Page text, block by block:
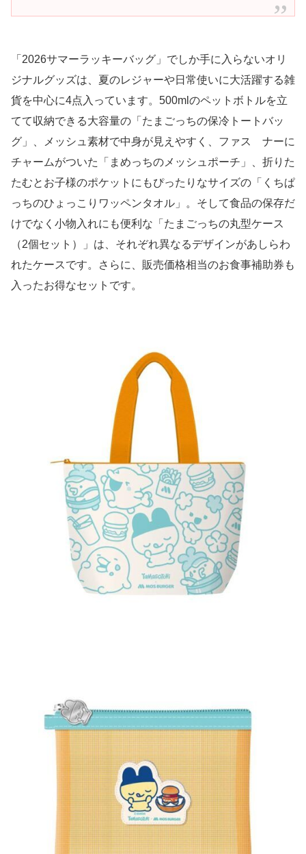
「2026サマーラッキーバッグ」でしか手に入らないオリ
ジナルグッズは、夏のレジャーや日常使いに大活躍する雑
貨を中心に4点入っています。500mlのペットボトルを立
てて収納できる大容量の「たまごっちの保冷トートバッ
グ」、メッシュ素材で中身が見えやすく、ファス ナーに
チャームがついた「まめっちのメッシュポーチ」、折りた
たむとお子様のポケットにもぴったりなサイズの「くちぱ
っちのひょっこりワッペンタオル」。そして食品の保存だ
けでなく小物入れにも便利な「たまごっちの丸型ケース
（2個セット）」は、それぞれ異なるデザインがあしらわ
れたケースです。さらに、販売価格相当のお食事補助券も
入ったお得なセットです。